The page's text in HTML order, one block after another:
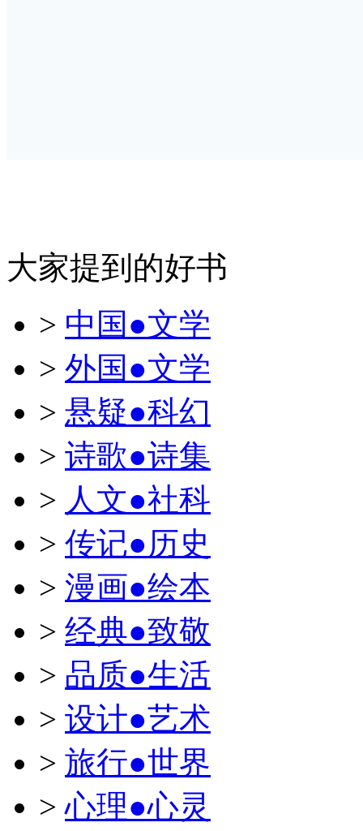
大家提到的好书
> 中国●文学
> 外国●文学
> 悬疑●科幻
> 诗歌●诗集
> 人文●社科
> 传记●历史
> 漫画●绘本
> 经典●致敬
> 品质●生活
> 设计●艺术
> 旅行●世界
>心理●心灵